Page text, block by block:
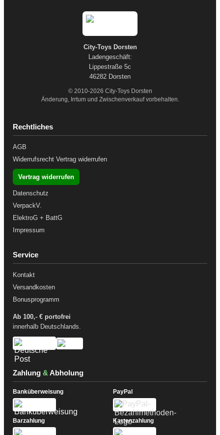
City-Toys Dorsten
Ladengeschäft:
Lippestraße 5c
46282 Dorsten
© 2010-2026 City-Toys Dorsten
Änderung, Irrtum und Zwischenverkauf vorbehalten.
Rechtliches
AGB
Widerrufsrecht Vertrag widerrufen
Vertrag widerrufen
Datenschutz
VerpackV.
ElektroG + BattG
Impressum
Service
Kontakt
Versandkosten
Bonusprogramm
Ab 100,- € portofrei
innerhalb Deutschlands.
Zahlung &Abholung
Banküberweisung PayPal
Barzahlung Kartenzahlung